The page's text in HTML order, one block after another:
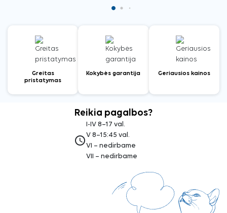
Greitas
pristatymas
Kokybės garantija Geriausios kainos
Reikia pagalbos?
access_time
I-IV 8–17 val.
V 8–15:45 val.
VI – nedirbame
VII – nedirbame